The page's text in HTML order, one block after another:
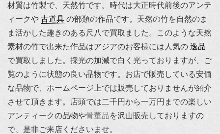
材質は竹製で、天然竹です。時代は大正時代前後のアンテ
ィークや 古道具 の部類の作品です。天然の竹を自然のま
ま活かした趣きのある尺八で買取ました。このような天然
素材の竹で出来た作品はアジアのお客様には人気の 逸品
で買取しました。採光の加減で白く光っておりますが、ご
覧のように状態の良い品物です。お店で販売している安価
な品物で、ホームページ上では販売しておりませんが紹介
させて頂きます。店頭では二千円から一万円までの楽しい
アンティークの品物や骨董品を沢山販売しておりますの
で、是非ご来店くださいませ。